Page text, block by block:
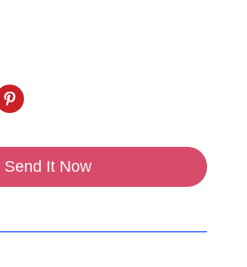
Send It Now